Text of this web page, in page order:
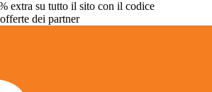
extra su tutto il sito con il codice
dei partner